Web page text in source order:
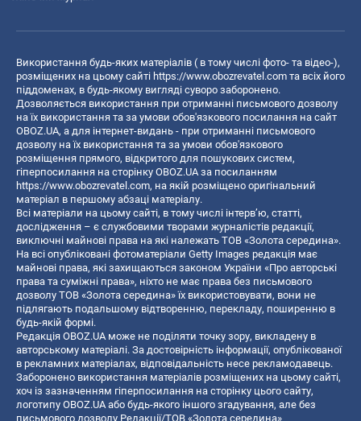
Використання будь-яких матеріалів ( в тому числі фото- та відео-),
розміщених на цьому сайті https://www.obozrevatel.com та всіх його
піддоменах, в будь-якому вигляді суворо заборонено.
Дозволяється використання при отриманні письмового дозволу
на їх використання та за умови обов'язкового посилання на сайт
OBOZ.UA, а для інтернет-видань - при отриманні письмового
дозволу на їх використання та за умови обов'язкового
розміщення прямого, відкритого для пошукових систем,
гіперпосилання на сторінку OBOZ.UA за посиланням
https://www.obozrevatel.com, на якій розміщено оригінальний
матеріал в першому абзаці матеріалу.
Всі матеріали на цьому сайті, в тому числі інтерв’ю, статті,
дослідження – є службовими творами журналістів редакції,
виключні майнові права на які належать ТОВ «Золота середина».
На всі опубліковані фотоматеріали Getty Images редакція має
майнові права, які захищаються законом України «Про авторські
права та суміжні права», ніхто не має права без письмового
дозволу ТОВ «Золота середина» їх використовувати, вони не
підлягають подальшому відтворенню, перекладу, поширенню в
будь-якій формі.
Редакція OBOZ.UA може не поділяти точку зору, викладену в
авторському матеріалі. За достовірність інформації, опублікованої
в рекламних матеріалах, відповідальність несе рекламодавець.
Заборонено використання матеріалів розміщених на цьому сайті,
хоч із зазначенням гіперпосилання на сторінку цього сайту,
логотипу OBOZ.UA або будь-якого іншого згадування, але без
письмового дозволу Редакції/ТОВ «Золота середина»